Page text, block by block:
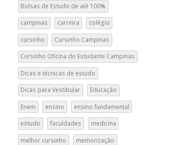
Bolsas de Estudo de até 100%
campinas carreira colégio
cursinho Cursinho Campinas
Cursinho Oficina do Estudante Campinas
Dicas e técnicas de estudo
Dicas para Vestibular Educação
Enem ensino ensino fundamental
estudo faculdades medicina
melhor cursinho memorização